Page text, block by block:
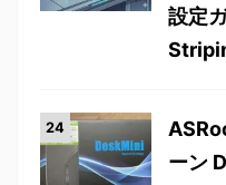
設定
ーン